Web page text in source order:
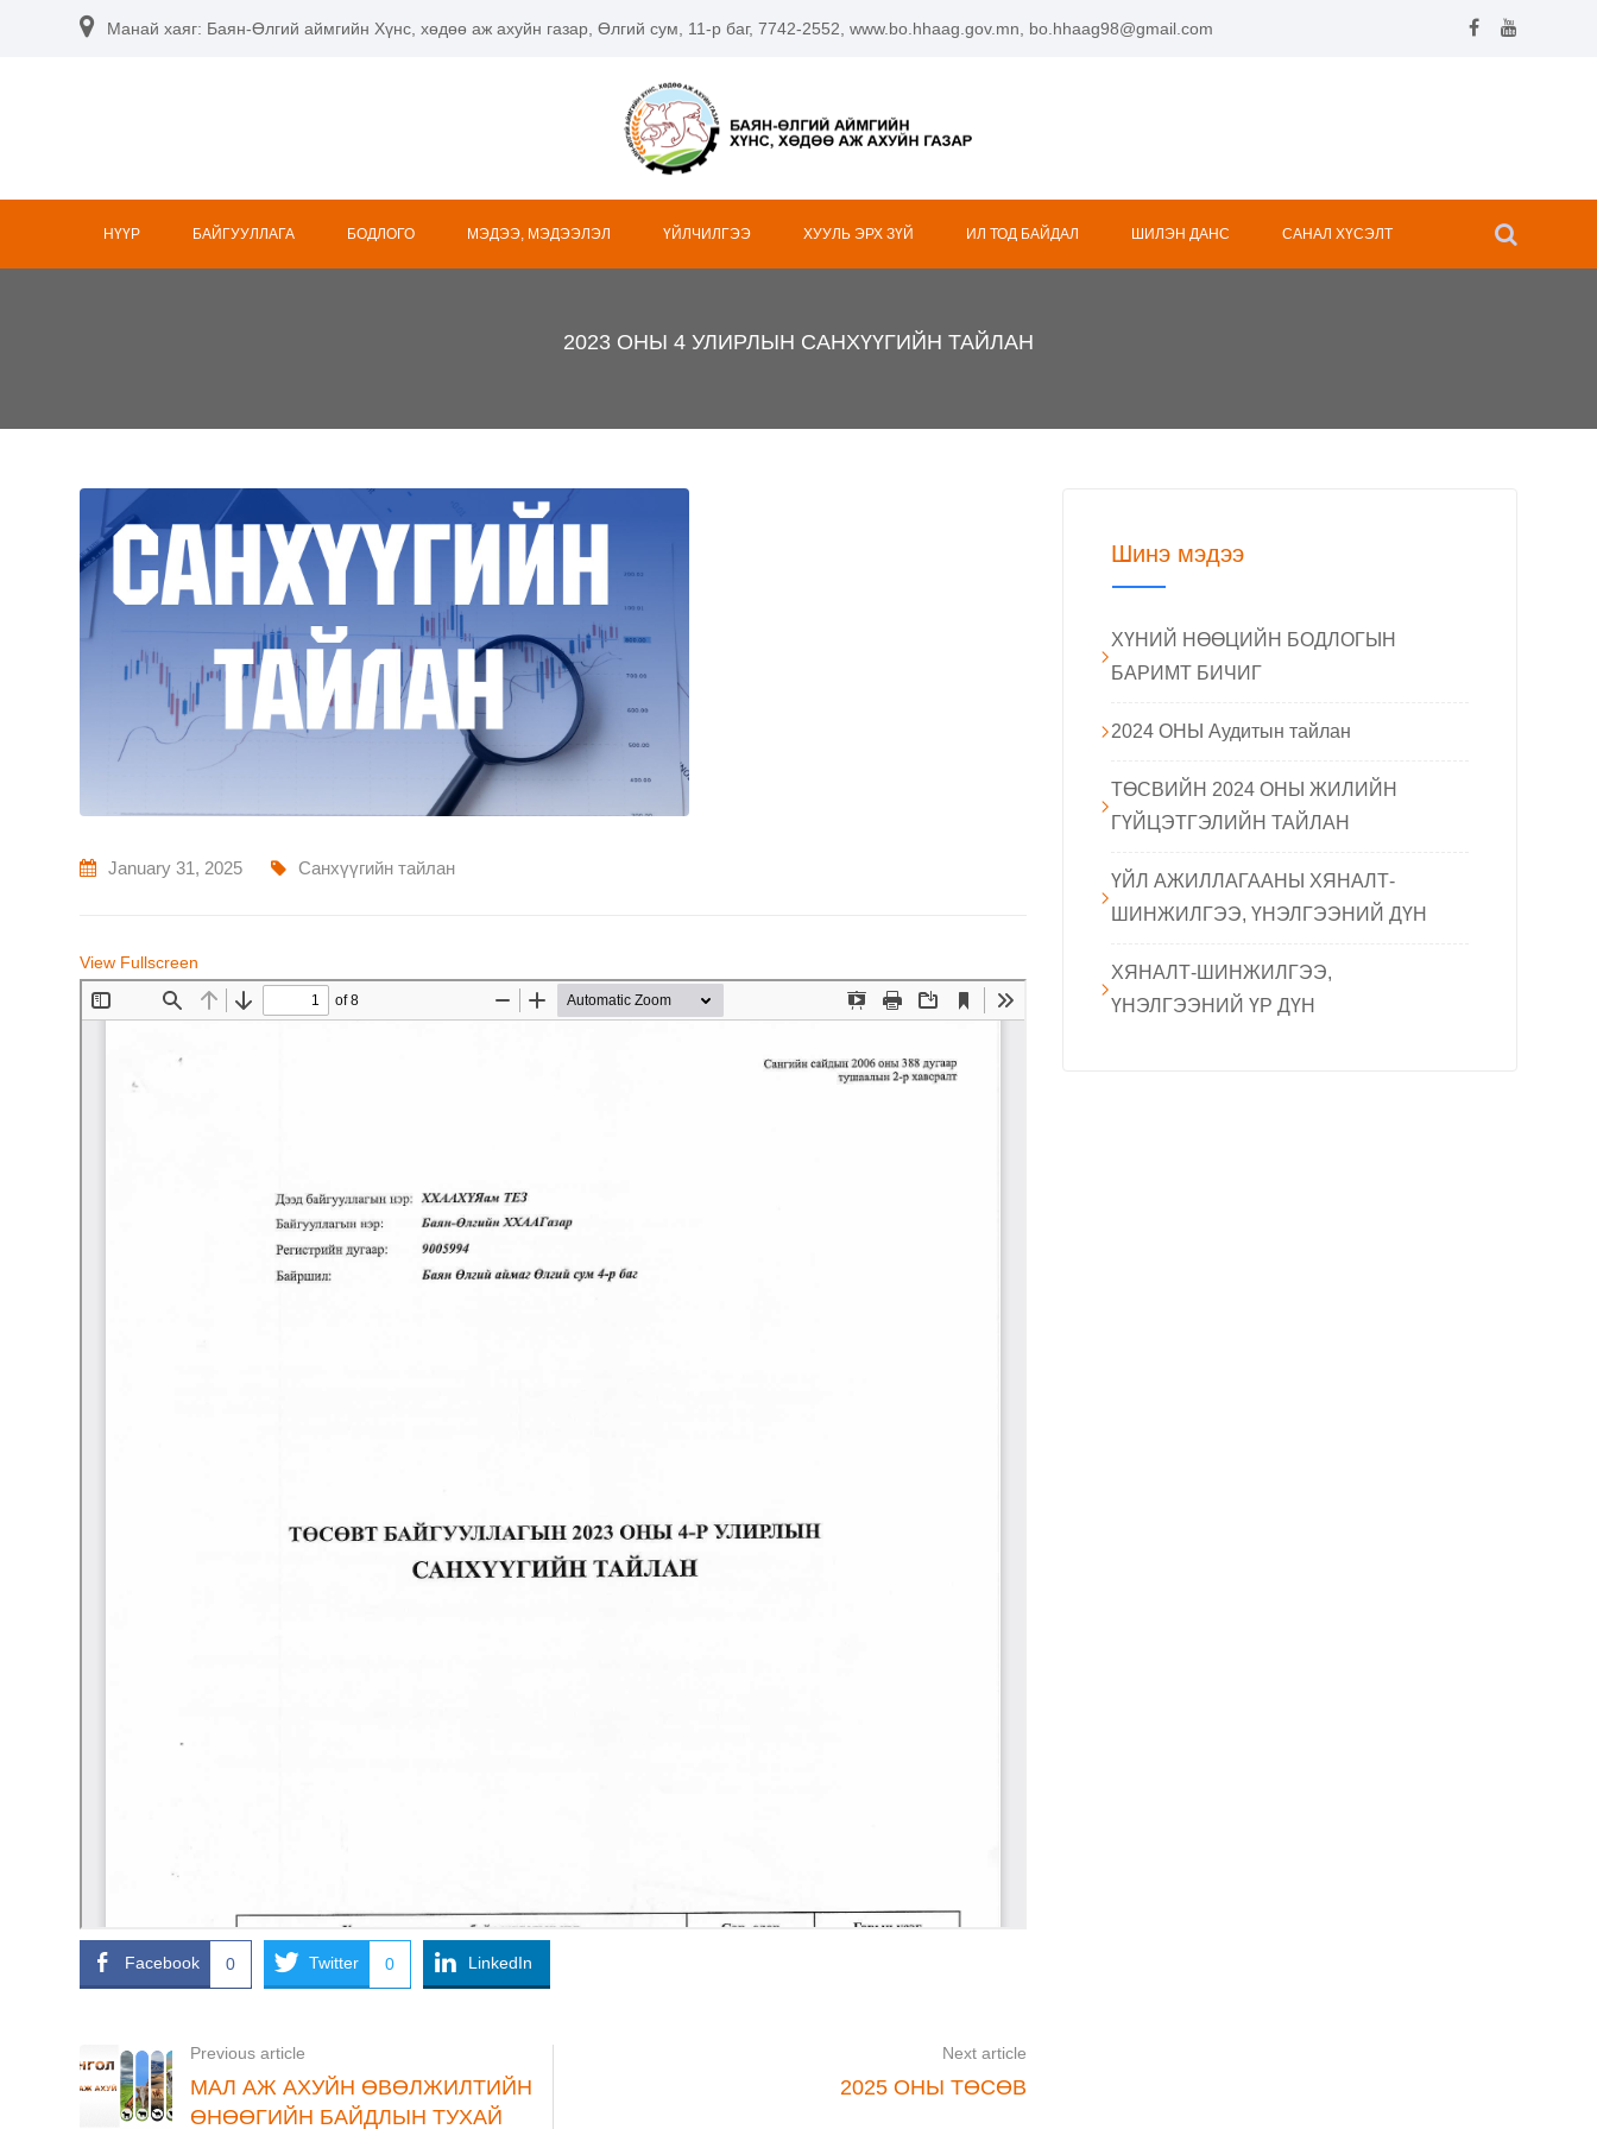
Манай хаяг: Баян-Өлгий аймгийн Хүнс, хөдөө аж ахуйн газар, Өлгий сум, 11-р баг, 7742-2552, www.bo.hhaag.gov.mn, bo.hhaag98@gmail.com
НҮҮР БАЙГУУЛЛАГА БОДЛОГО МЭДЭЭ, МЭДЭЭЛЭЛ ҮЙЛЧИЛГЭЭ ХУУЛЬ ЭРХ ЗҮЙ ИЛ ТОД БАЙДАЛ ШИЛЭН ДАНС САНАЛ ХҮСЭЛТ
2023 ОНЫ 4 УЛИРЛЫН САНХҮҮГИЙН ТАЙЛАН
January 31, 2025 Санхүүгийн тайлан
View Fullscreen
Facebook 0 Twitter 0 LinkedIn
Previous article
МАЛ АЖ АХУЙН ӨВӨЛЖИЛТИЙН
ӨНӨӨГИЙН БАЙДЛЫН ТУХАЙ
Next article
2025 ОНЫ ТӨСӨВ
Шинэ мэдээ
ХҮНИЙ НӨӨЦИЙН БОДЛОГЫН
БАРИМТ БИЧИГ
2024 ОНЫ Аудитын тайлан
ТӨСВИЙН 2024 ОНЫ ЖИЛИЙН
ГҮЙЦЭТГЭЛИЙН ТАЙЛАН
ҮЙЛ АЖИЛЛАГААНЫ ХЯНАЛТ-
ШИНЖИЛГЭЭ, ҮНЭЛГЭЭНИЙ ДҮН
ХЯНАЛТ-ШИНЖИЛГЭЭ,
ҮНЭЛГЭЭНИЙ ҮР ДҮН